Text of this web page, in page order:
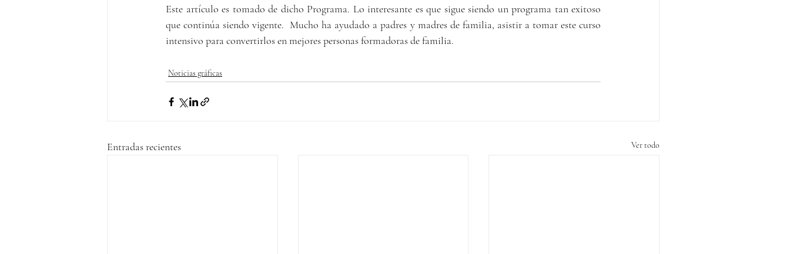
Este artículo es tomado de dicho Programa. Lo interesante es que sigue siendo un programa tan exitoso
que continúa siendo vigente.  Mucho ha ayudado a padres y madres de familia, asistir a tomar este curso
intensivo para convertirlos en mejores personas formadoras de familia.
Noticias gráficas
Entradas recientes Ver todo